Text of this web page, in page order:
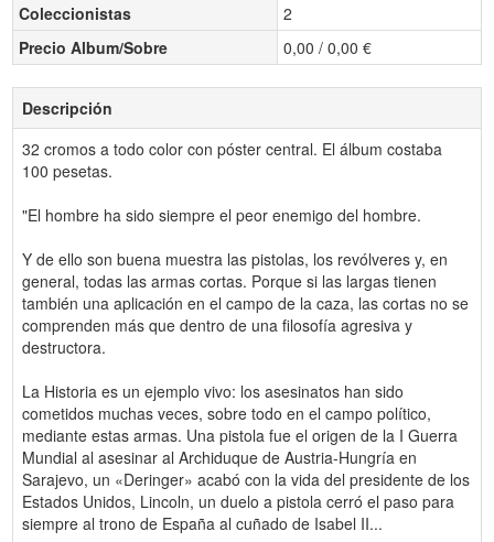
Coleccionistas
2
Precio Album/Sobre
0,00 / 0,00 €
Descripción
32 cromos a todo color con póster central. El álbum costaba
100 pesetas.
"El hombre ha sido siempre el peor enemigo del hombre.
Y de ello son buena muestra las pistolas, los revólveres y, en
general, todas las armas cortas. Porque si las largas tienen
también una aplicación en el campo de la caza, las cortas no se
comprenden más que dentro de una filosofía agresiva y
destructora.
La Historia es un ejemplo vivo: los asesinatos han sido
cometidos muchas veces, sobre todo en el campo político,
mediante estas armas. Una pistola fue el origen de la I Guerra
Mundial al asesinar al Archiduque de Austria-Hungría en
Sarajevo, un «Deringer» acabó con la vida del presidente de los
Estados Unidos, Lincoln, un duelo a pistola cerró el paso para
siempre al trono de España al cuñado de Isabel II...